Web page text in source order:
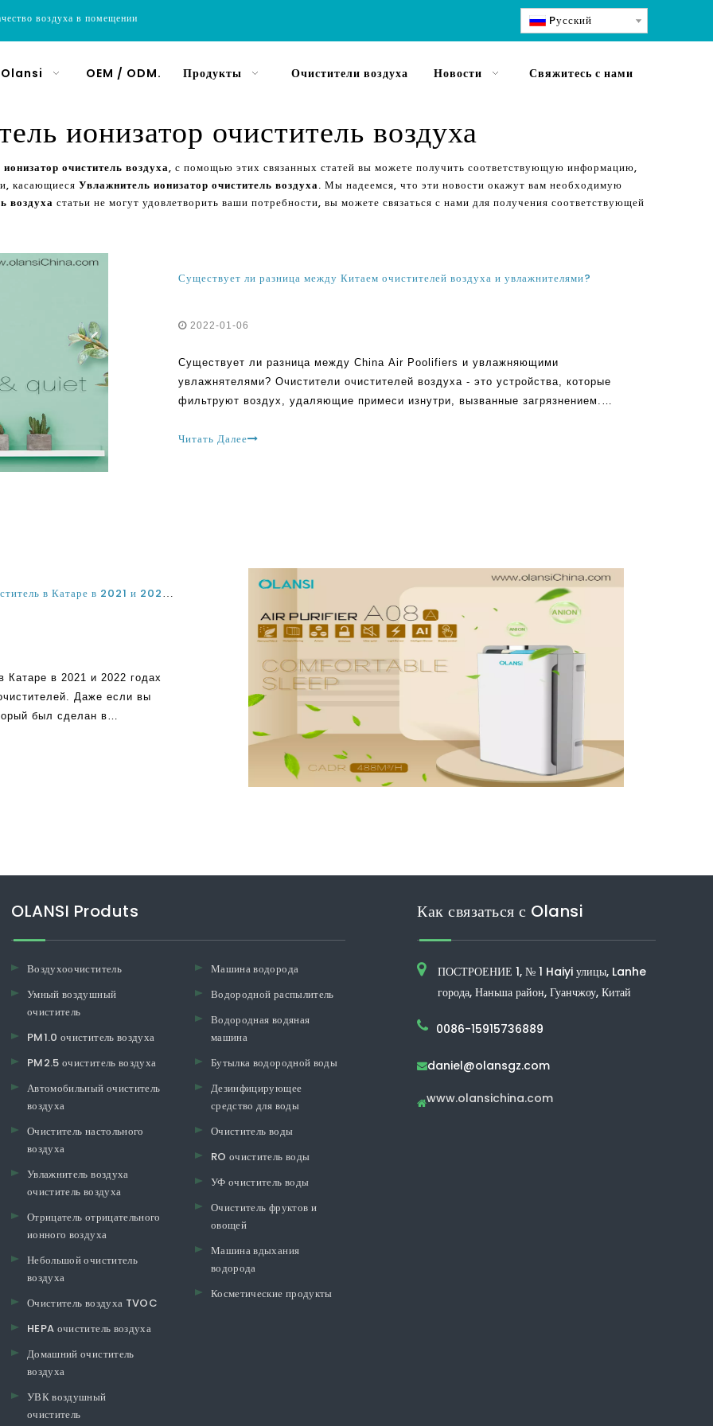
воздуха в помещении Pусский
OEM / ODM. Продукты Очистители воздуха Новости Свяжитесь с нами
ионизатор очиститель воздуха
очиститель воздуха, с помощью этих связанных статей вы можете получить соответствующую информацию,
касающиеся Увлажнитель ионизатор очиститель воздуха. Мы надеемся, что эти новости окажут вам необходимую
воздуха статьи не могут удовлетворить ваши потребности, вы можете связаться с нами для получения соответствующей
Существует ли разница между Китаем очистителей воздуха и увлажнителями?
2022-01-06
Существует ли разница между China Air Poolifiers и увлажняющими
увлажнятелями? Очистители очистителей воздуха - это устройства, которые
фильтруют воздух, удаляющие примеси изнутри, вызванные загрязнением.
дышать свежим и чистым воздухом. Некоторые очистители воздуха
Читать Далее
Какой лучший увлажнитель ионизатор воздуха очиститель в Катаре в 2021 и 2022 годах?
Катаре в 2021 и 2022 годах
Даже если вы
был сделан в
OLANSI Produts
Воздухоочиститель
Умный воздушный
очиститель
PM1.0 очиститель воздуха
PM2.5 очиститель воздуха
Автомобильный очиститель
воздуха
Очиститель настольного
воздуха
Увлажнитель воздуха
очиститель воздуха
Отрицатель отрицательного
ионного воздуха
Небольшой очиститель
воздуха
Очиститель воздуха TVOC
HEPA очиститель воздуха
Домашний очиститель
воздуха
УВК воздушный
очиститель
Машина водорода
Водородной распылитель
Водородная водяная
машина
Бутылка водородной воды
Дезинфицирующее
средство для воды
Очиститель воды
RO очиститель воды
УФ очиститель воды
Очиститель фруктов и
овощей
Машина вдыхания
водорода
Косметические продукты
Как связаться с Olansi
ПОСТРОЕНИЕ 1, № 1 Haiyi улицы, Lanhe
города, Наньша район, Гуанчжоу, Китай
0086-15915736889
daniel@olansgz.com
www.olansichina.com